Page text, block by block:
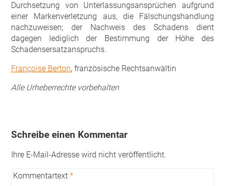
Durchsetzung von Unterlassungsansprüchen aufgrund
einer Markenverletzung aus, die Fälschungshandlung
nachzuweisen; der Nachweis des Schadens dient
dagegen lediglich der Bestimmung der Höhe des
Schadensersatzanspruchs.
Françoise Berton, französische Rechtsanwältin
Alle Urheberrechte vorbehalten
Schreibe einen Kommentar
Ihre E-Mail-Adresse wird nicht veröffentlicht.
Kommentartext *